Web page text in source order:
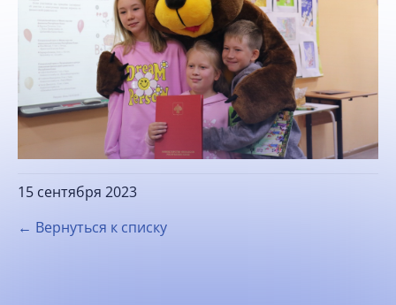
15 сентября 2023
← Вернуться к списку